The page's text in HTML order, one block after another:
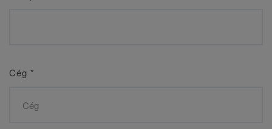
Cég *